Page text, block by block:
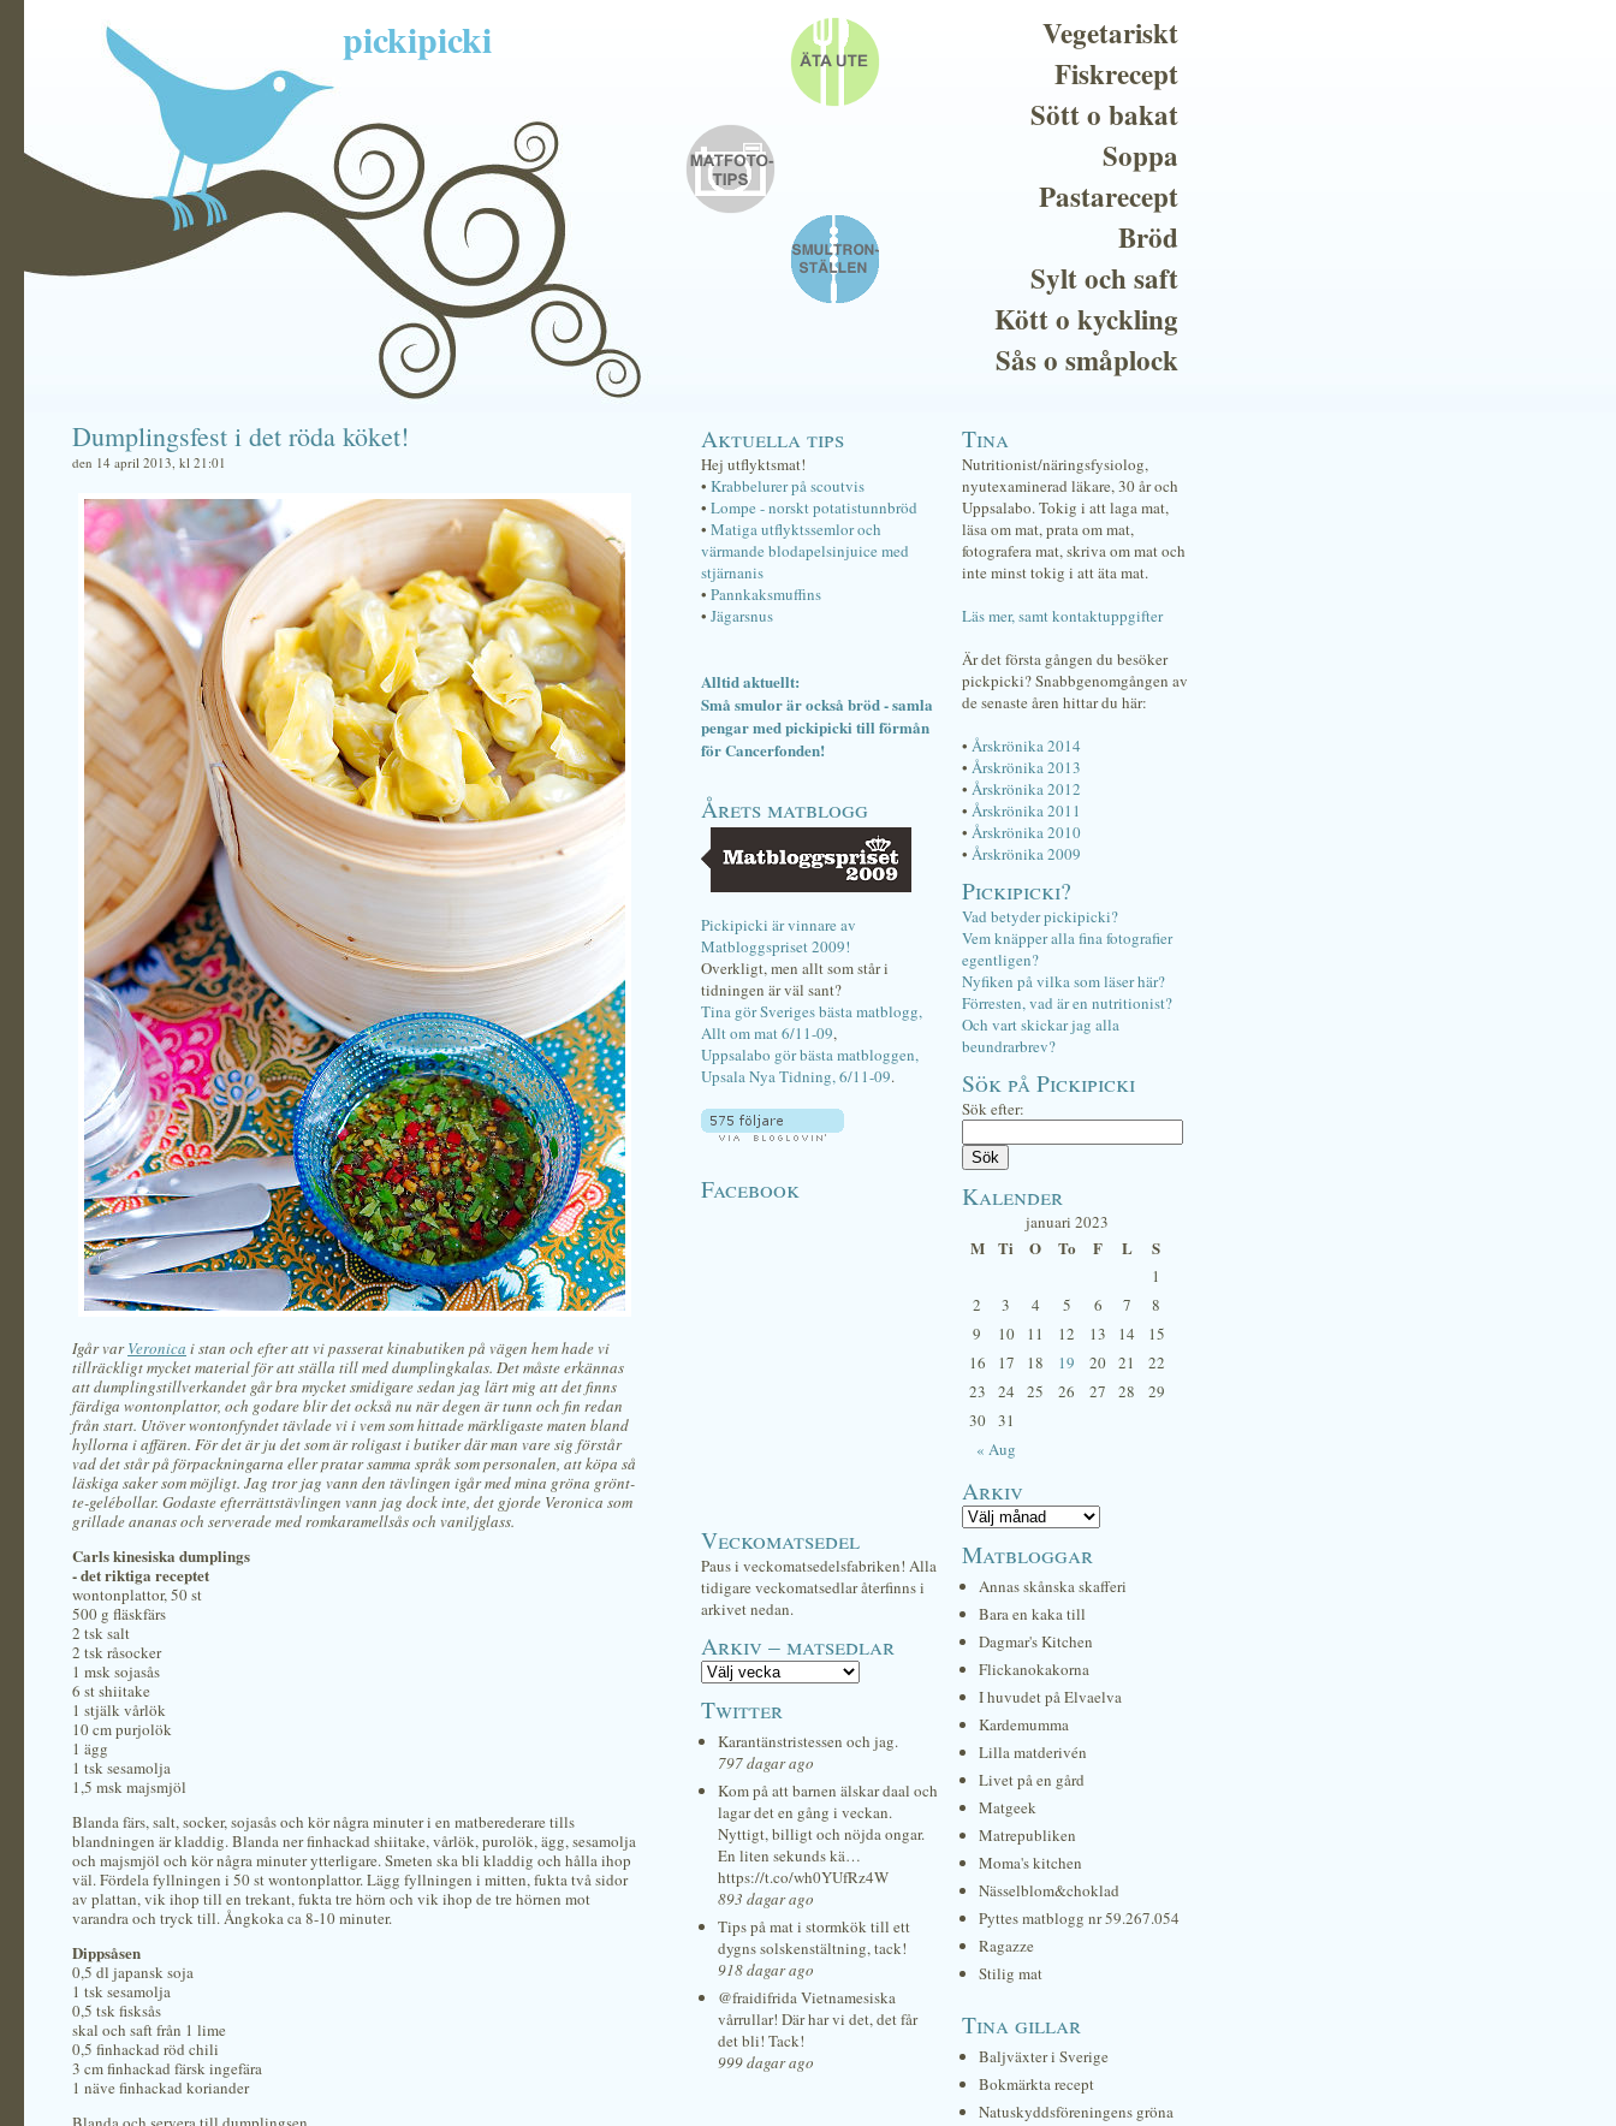
pickipicki
Vegetariskt
Fiskrecept
Sött o bakat
Soppa
Pastarecept
Bröd
Sylt och saft
Kött o kyckling
Sås o småplock
Dumplingsfest i det röda köket!
den 14 april 2013, kl 21:01
Igår varVeronica i stan och efter att vi passerat kinabutiken på vägen hem hade vi
tillräckligt mycket material för att ställa till med dumplingkalas. Det måste erkännas
att dumplingstillverkandet går bra mycket smidigare sedan jag lärt mig att det finns
färdiga wontonplattor, och godare blir det också nu när degen är tunn och fin redan
från start. Utöver wontonfyndet tävlade vi i vem som hittade märkligaste maten bland
hyllorna i affären. För det är ju det som är roligast i butiker där man vare sig förstår
vad det står på förpackningarna eller pratar samma språk som personalen, att köpa så
läskiga saker som möjligt. Jag tror jag vann den tävlingen igår med mina gröna grönt-
te-gelébollar. Godaste efterrättstävlingen vann jag dock inte, det gjorde Veronica som
grillade ananas och serverade med romkaramellsås och vaniljglass.
Carls kinesiska dumplings
- det riktiga receptet
wontonplattor, 50 st
500 g fläskfärs
2 tsk salt
2 tsk råsocker
1 msk sojasås
6 st shiitake
1 stjälk vårlök
10 cm purjolök
1 ägg
1 tsk sesamolja
1,5 msk majsmjöl
Blanda färs, salt, socker, sojasås och kör några minuter i en matberederare tills
blandningen är kladdig. Blanda ner finhackad shiitake, vårlök, purolök, ägg, sesamolja
och majsmjöl och kör några minuter ytterligare. Smeten ska bli kladdig och hålla ihop
väl. Fördela fyllningen i 50 st wontonplattor. Lägg fyllningen i mitten, fukta två sidor
av plattan, vik ihop till en trekant, fukta tre hörn och vik ihop de tre hörnen mot
varandra och tryck till. Ångkoka ca 8-10 minuter.
Dippsåsen
0,5 dl japansk soja
1 tsk sesamolja
0,5 tsk fisksås
skal och saft från 1 lime
0,5 finhackad röd chili
3 cm finhackad färsk ingefära
1 näve finhackad koriander
Aktuella tips
Hej utflyktsmat!
• Krabbelurer på scoutvis
• Lompe - norskt potatistunnbröd
• Matiga utflyktssemlor och
värmande blodapelsinjuice med
stjärnanis
• Pannkaksmuffins
• Jägarsnus
Alltid aktuellt:
Små smulor är också bröd - samla
pengar med pickipicki till förmån
för Cancerfonden!
Årets matblogg
Pickipicki är vinnare av
Matbloggspriset 2009!
Overkligt, men allt som står i
tidningen är väl sant?
Tina gör Sveriges bästa matblogg,
Allt om mat 6/11-09,
Uppsalabo gör bästa matbloggen,
Upsala Nya Tidning, 6/11-09.
Facebook
Veckomatsedel
Paus i veckomatsedelsfabriken! Alla
tidigare veckomatsedlar återfinns i
arkivet nedan.
Arkiv – matsedlar
Twitter
Karantänstristessen och jag.
797 dagar ago
Kom på att barnen älskar daal och
lagar det en gång i veckan.
Nyttigt, billigt och nöjda ongar.
En liten sekunds kä…
https://t.co/wh0YUfRz4W
893 dagar ago
Tips på mat i stormkök till ett
dygns solskenstältning, tack!
918 dagar ago
@fraidifrida Vietnamesiska
vårrullar! Där har vi det, det får
det bli! Tack!
999 dagar ago
Tina
Nutritionist/näringsfysiolog,
nyutexaminerad läkare, 30 år och
Uppsalabo. Tokig i att laga mat,
läsa om mat, prata om mat,
fotografera mat, skriva om mat och
inte minst tokig i att äta mat.
Läs mer, samt kontaktuppgifter
Är det första gången du besöker
pickpicki? Snabbgenomgången av
de senaste åren hittar du här:
• Årskrönika 2014
• Årskrönika 2013
• Årskrönika 2012
• Årskrönika 2011
• Årskrönika 2010
• Årskrönika 2009
Pickipicki?
Vad betyder pickipicki?
Vem knäpper alla fina fotografier
egentligen?
Nyfiken på vilka som läser här?
Förresten, vad är en nutritionist?
Och vart skickar jag alla
beundrarbrev?
Sök på Pickipicki
Sök efter:
Kalender
januari 2023
M Ti O To F L S
« Aug
1
2
3 4 5 6 7
8
9
10 11 12 13 14
15
16
17 18 19 20 21
22
23
24 25 26 27 28
29
30 31
Arkiv
Matbloggar
Annas skånska skafferi
Bara en kaka till
Dagmar's Kitchen
Flickanokakorna
I huvudet på Elvaelva
Kardemumma
Lilla matderivén
Livet på en gård
Matgeek
Matrepubliken
Moma's kitchen
Nässelblom&choklad
Pyttes matblogg nr 59.267.054
Ragazze
Stilig mat
Tina gillar
Baljväxter i Sverige
Bokmärkta recept
Natuskyddsföreningens gröna